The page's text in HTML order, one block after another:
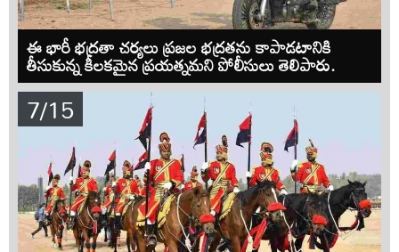
ఈ భారీ భద్రతా చర్యలు ప్రజల భద్రతను కాపాడటానికి
తీసుకున్న కీలకమైన ప్రయత్నమని పోలీసులు తెలిపారు.
7/15